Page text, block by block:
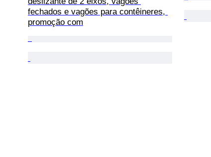
fechados e vagões para contêineres,
promoção com